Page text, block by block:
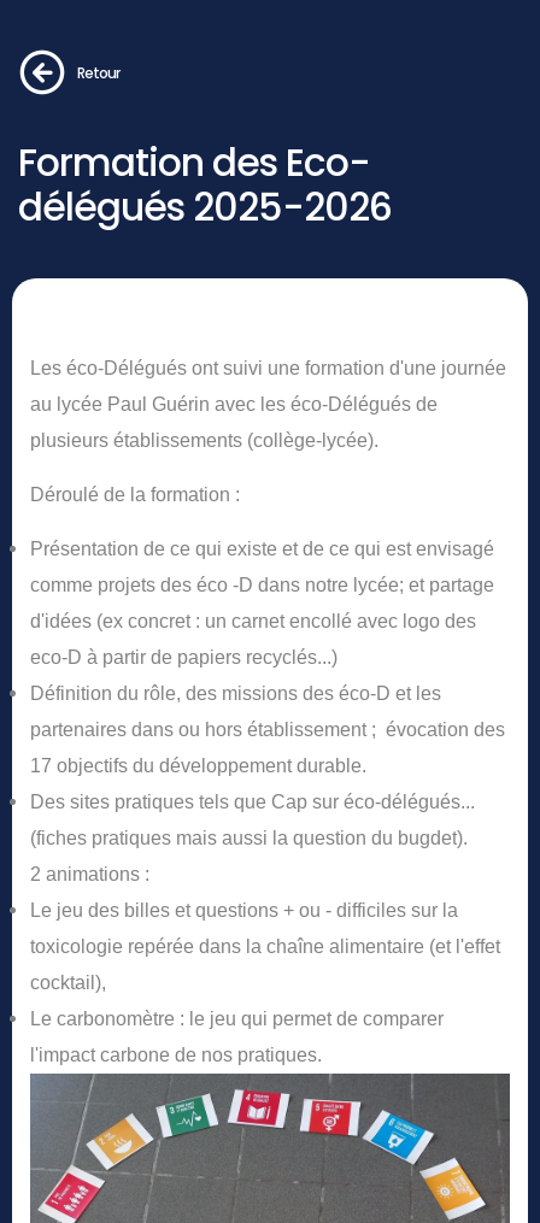
Retour
Formation des Eco-
délégués 2025-2026
Les éco-Délégués ont suivi une formation d'une journée
au lycée Paul Guérin avec les éco-Délégués de
plusieurs établissements (collège-lycée).
Déroulé de la formation :
Présentation de ce qui existe et de ce qui est envisagé
comme projets des éco -D dans notre lycée; et partage
d'idées (ex concret : un carnet encollé avec logo des
eco-D à partir de papiers recyclés...)
Définition du rôle, des missions des éco-D et les
partenaires dans ou hors établissement ; évocation des
17 objectifs du développement durable.
Des sites pratiques tels que Cap sur éco-délégués...
(fiches pratiques mais aussi la question du bugdet).
2 animations :
Le jeu des billes et questions + ou - difficiles sur la
toxicologie repérée dans la chaîne alimentaire (et l'effet
cocktail),
Le carbonomètre : le jeu qui permet de comparer
l'impact carbone de nos pratiques.